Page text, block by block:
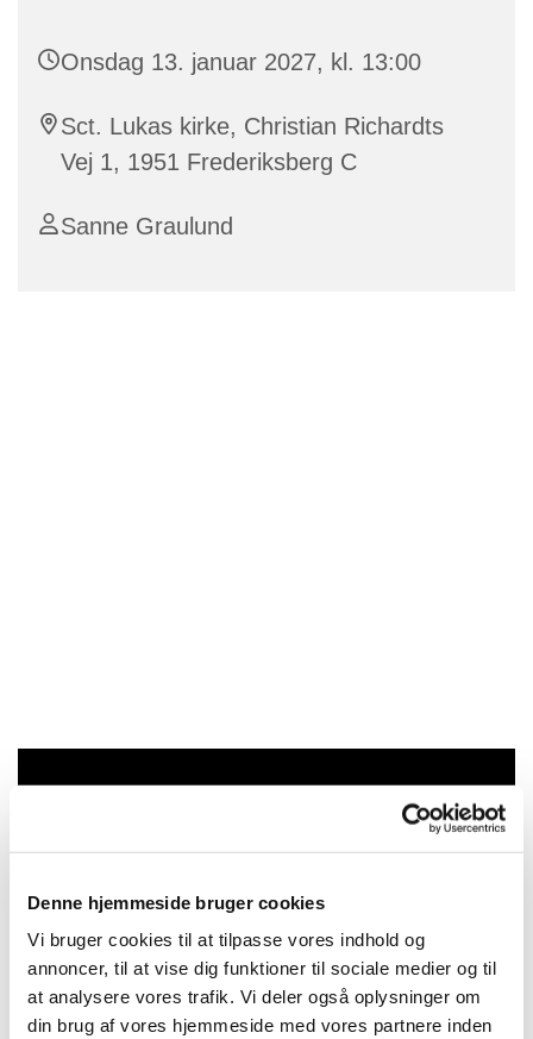
Denne hjemmeside bruger cookies
Vi bruger cookies til at tilpasse vores indhold og
annoncer, til at vise dig funktioner til sociale medier og til
at analysere vores trafik. Vi deler også oplysninger om
din brug af vores hjemmeside med vores partnere inden
Onsdag 13. januar 2027, kl. 13:00
Sct. Lukas kirke, Christian Richardts
Vej 1, 1951 Frederiksberg C
Sanne Graulund
Du vil måske også kunne lide...